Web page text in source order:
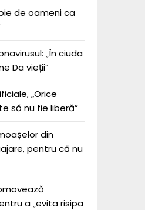
de oameni ca
„În ciuda
Da vieții”
„Orice
să nu fie liberă”
din
pentru că nu
a „evita risipa